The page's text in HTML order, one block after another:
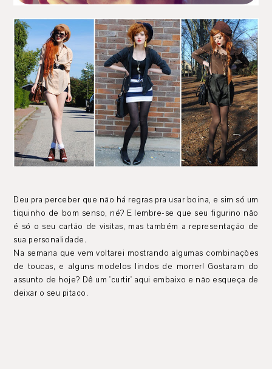
Deu pra perceber que não há regras pra usar boina, e sim só um
tiquinho de bom senso, né? E lembre-se que seu figurino não
é só o seu cartão de visitas, mas também a representação de
sua personalidade.
Na semana que vem voltarei mostrando algumas combinações
de toucas, e alguns modelos lindos de morrer! Gostaram do
assunto de hoje? Dê um 'curtir' aqui embaixo e não esqueça de
deixar o seu pitaco.